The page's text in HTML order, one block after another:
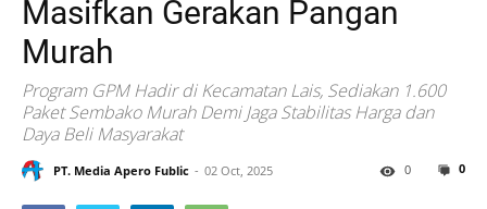
Masifkan Gerakan Pangan
Murah
Program GPM Hadir di Kecamatan Lais, Sediakan 1.600
Paket Sembako Murah Demi Jaga Stabilitas Harga dan
Daya Beli Masyarakat
PT. Media Apero Fublic 02 Oct, 2025 0
0